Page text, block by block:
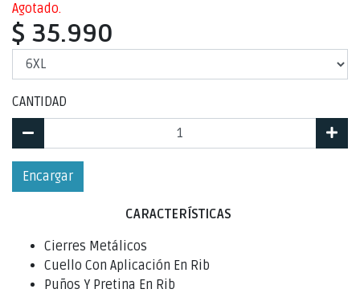
Agotado.
$ 35.990
CANTIDAD
Encargar
CARACTERÍSTICAS
Cierres Metálicos
Cuello Con Aplicación En Rib
Puños Y Pretina En Rib